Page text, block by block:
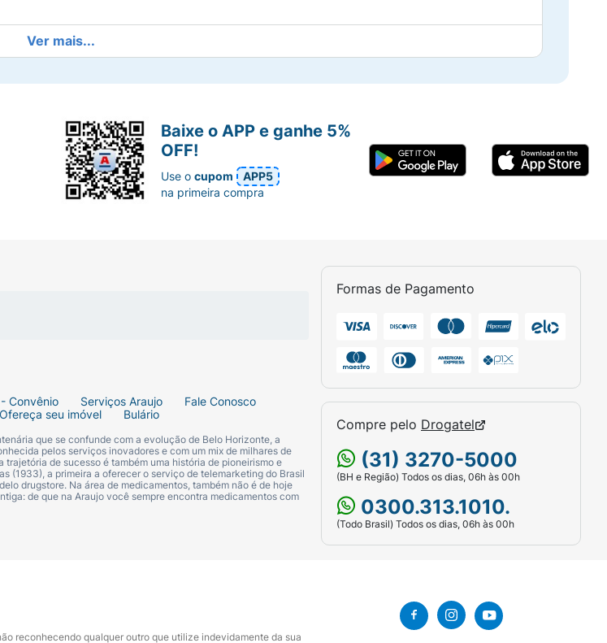
Ver mais...
Convênio Serviços Araujo
Fale Conosco
Ofereça seu imóvel Bulário
que se confunde com a evolução de Belo Horizonte, a
pelos serviços inovadores e com um mix de milhares de
de sucesso é também uma história de pioneirismo e
(1933), a primeira a oferecer o serviço de telemarketing do Brasil
drugstore. Na área de medicamentos, também não é de hoje
de que na Araujo você sempre encontra medicamentos com
Formas de Pagamento
Compre pelo Drogatel
(31) 3270-5000
(BH e Região) Todos os dias, 06h às 00h
0300.313.1010.
(Todo Brasil) Todos os dias, 06h às 00h
Baixe o APP e ganhe 5%
OFF!
Use ocupom
APP5
na primeira compra
reconhecendo qualquer outro que utilize indevidamente da sua